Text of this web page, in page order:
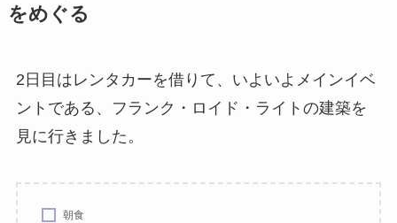
をめぐる
2日目はレンタカーを借りて、いよいよメインイベ
ントである、フランク・ロイド・ライトの建築を
見に行きました。
朝食